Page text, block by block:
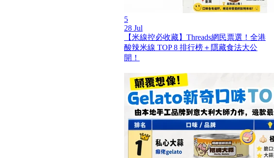
5
28 Jul
【米線控必收藏】Threads網民票選！全港
酸辣米線 TOP 8 排行榜＋隱藏食法大公
開！